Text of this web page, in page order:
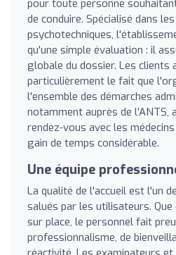
pour toute personne
de conduire. Spécialisé dans
psychotechniques,
qu'une simple évaluation : il
globale du dossier. Les clients
particulièrement le fait que
l'ensemble des démarches
notamment auprès de l'ANTS,
rendez-vous avec les
gain de temps considérable.
Une équipe
La qualité de l'accueil est l'un
salués par les utilisateurs.
sur place, le personnel fait
professionnalisme, de